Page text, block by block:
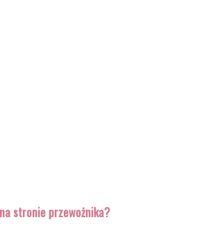
stronie przewożnika?